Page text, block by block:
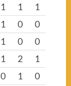
1 1
1
1 0
0
1 0
0
1 2
1
0 1
0